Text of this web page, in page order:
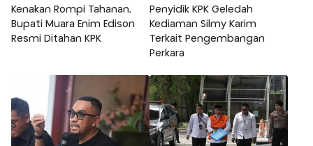
Kenakan Rompi Tahanan,
Bupati Muara Enim Edison
Resmi Ditahan KPK
Penyidik KPK Geledah
Kediaman Silmy Karim
Terkait Pengembangan
Perkara